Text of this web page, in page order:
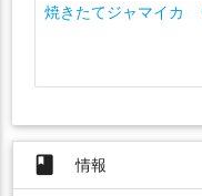
焼きたてジャマイカ
book 情報